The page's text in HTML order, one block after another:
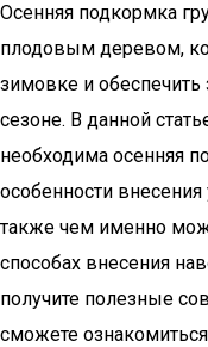
Осенняя подкормка
плодовым деревом,
зимовке и
сезоне. В данной
необходима осенняя
особенности
также чем именно
способах внесения
получите полезные
сможете